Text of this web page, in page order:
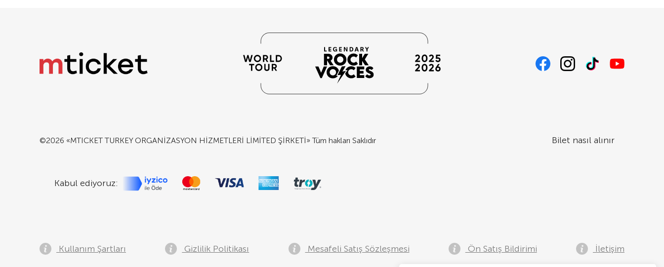
©2026 «MTICKET TURKEY ORGANİZASYON HİZMETLERİ LİMİTED ŞİRKETİ» Tüm hakları Saklıdır Bilet nasıl alınır
Kabul ediyoruz:
Kullanım Şartları Gizlilik Politikası Mesafeli Satış Sözleşmesi Ön Satış Bildirimi İletişim